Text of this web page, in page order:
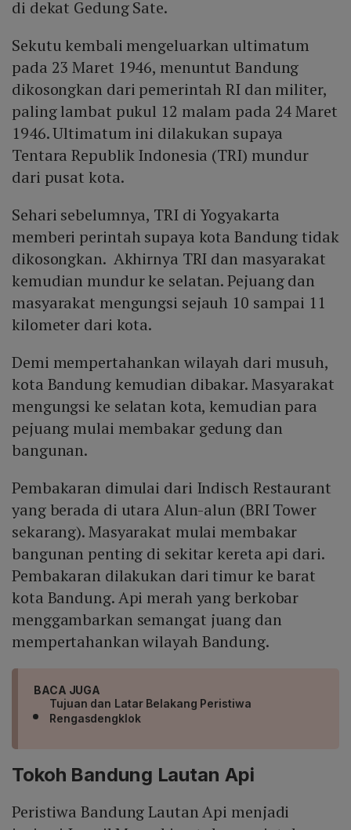
di dekat Gedung Sate.
Sekutu kembali mengeluarkan ultimatum
pada 23 Maret 1946, menuntut Bandung
dikosongkan dari pemerintah RI dan militer,
paling lambat pukul 12 malam pada 24 Maret
1946. Ultimatum ini dilakukan supaya
Tentara Republik Indonesia (TRI) mundur
dari pusat kota.
Sehari sebelumnya, TRI di Yogyakarta
memberi perintah supaya kota Bandung tidak
dikosongkan. Akhirnya TRI dan masyarakat
kemudian mundur ke selatan. Pejuang dan
masyarakat mengungsi sejauh 10 sampai 11
kilometer dari kota.
Demi mempertahankan wilayah dari musuh,
kota Bandung kemudian dibakar. Masyarakat
mengungsi ke selatan kota, kemudian para
pejuang mulai membakar gedung dan
bangunan.
Pembakaran dimulai dari Indisch Restaurant
yang berada di utara Alun-alun (BRI Tower
sekarang). Masyarakat mulai membakar
bangunan penting di sekitar kereta api dari.
Pembakaran dilakukan dari timur ke barat
kota Bandung. Api merah yang berkobar
menggambarkan semangat juang dan
mempertahankan wilayah Bandung.
BACA JUGA
Tujuan dan Latar Belakang Peristiwa
Rengasdengklok
Tokoh Bandung Lautan Api
Peristiwa Bandung Lautan Api menjadi